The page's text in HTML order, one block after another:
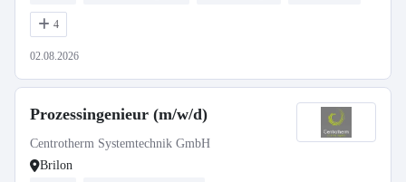
4
02.08.2026
Prozessingenieur (m/w/d)
Centrotherm Systemtechnik GmbH
Brilon